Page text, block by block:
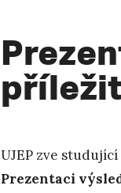
UJEP zve
Prezentaci